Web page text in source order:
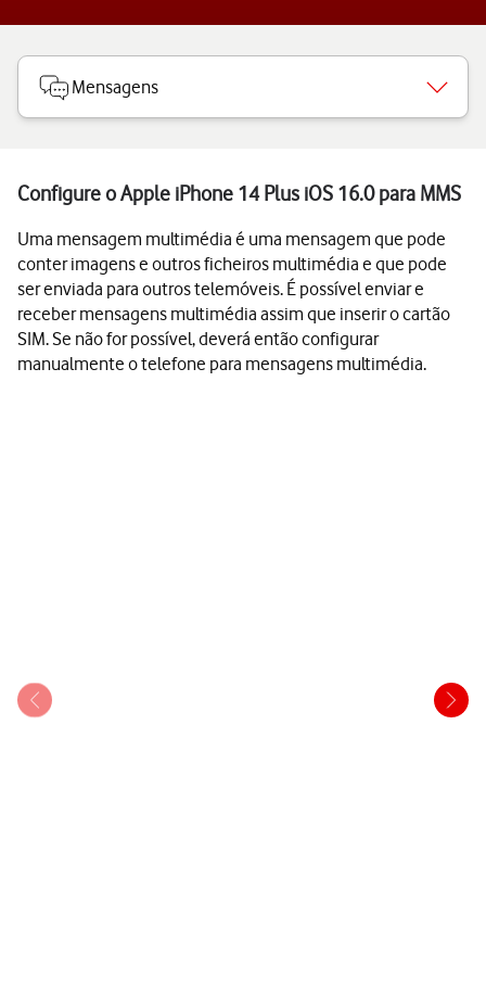
Mensagens
Configure o Apple iPhone 14 Plus iOS 16.0 para MMS
Uma mensagem multimédia é uma mensagem que pode
conter imagens e outros ficheiros multimédia e que pode
ser enviada para outros telemóveis. É possível enviar e
receber mensagens multimédia assim que inserir o cartão
SIM. Se não for possível, deverá então configurar
manualmente o telefone para mensagens multimédia.